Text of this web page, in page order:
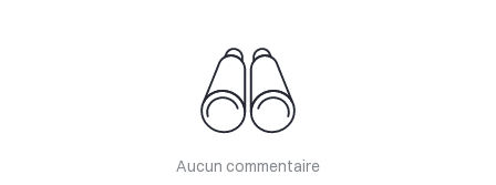
Aucun commentaire